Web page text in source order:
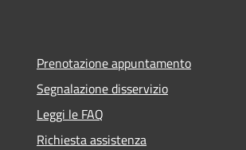
Prenotazione appuntamento
Segnalazione disservizio
Leggi le FAQ
Richiesta assistenza